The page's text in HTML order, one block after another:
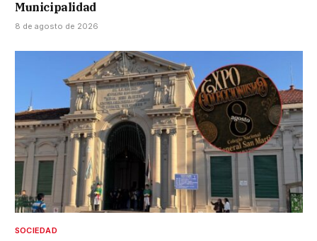
Municipalidad
8 de agosto de 2026
SOCIEDAD